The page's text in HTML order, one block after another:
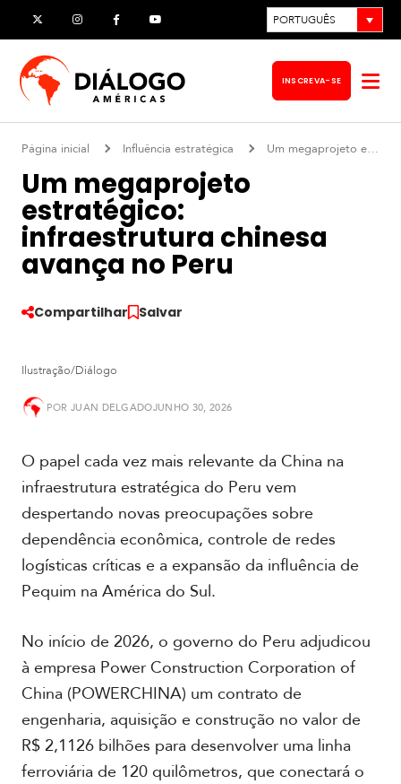
Pular
para
conteúdo
X InstagramFacebookYouTube PORTUGUÊS
INSCREVA-SE
m
é
r
i
a
d
o
S
l
A
m
é
r
i
c
Página inicial Influência estratégica Um megaprojeto estratégico: infraestrutura chinesa avança no Peru
Um megaprojeto
estratégico:
infraestrutura chinesa
avança no Peru
Compartilhar Salvar
Ilustração/Diálogo
POR JUAN DELGADOJUNHO 30, 2026
O papel cada vez mais relevante da China na
infraestrutura estratégica do Peru vem
despertando novas preocupações sobre
dependência econômica, controle de redes
logísticas críticas e a expansão da influência de
Pequim na América do Sul.
No início de 2026, o governo do Peru adjudicou
à empresa Power Construction Corporation of
China (POWERCHINA) um contrato de
engenharia, aquisição e construção no valor de
R$ 2,1126 bilhões para desenvolver uma linha
ferroviária de 120 quilômetros, que conectará o